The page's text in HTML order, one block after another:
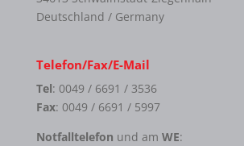
Deutschland / Germany
Telefon/Fax/E-Mail
Tel: 0049 / 6691 / 3536
Fax: 0049 / 6691 / 5997
Notfalltelefon und am WE: